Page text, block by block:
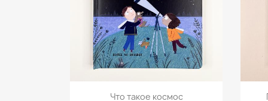
Просмотр
Что такое космос